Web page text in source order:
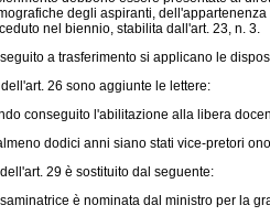
degli aspiranti,
nel biennio, stabilita dall'art. 23, n. 3.
a trasferimento si applicano le
26 sono aggiunte le lettere:
conseguito l'abilitazione alla libera
dodici anni siano stati vice-pretori
29 è sostituito dal seguente:
è nominata dal ministro per la